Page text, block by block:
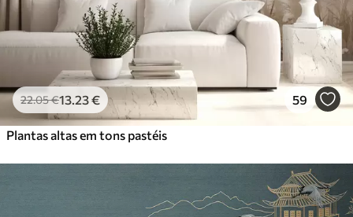
22.05€13 .23€ 59
Plantas altas em tons pastéis